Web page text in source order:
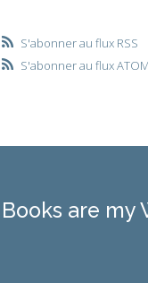
S'abonner au flux RSS
S'abonner au flux ATOM
Books are my